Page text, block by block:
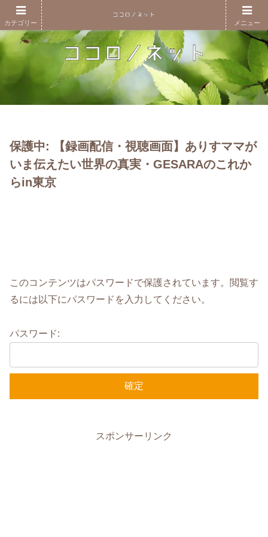
保護中: 【録画配信・視聴画面】ありすママが
いま伝えたい世界の真実・GESARAのこれか
らin東京
このコンテンツはパスワードで保護されています。閲覧す
るには以下にパスワードを入力してください。
パスワード:
スポンサーリンク
カテゴリー メニュー